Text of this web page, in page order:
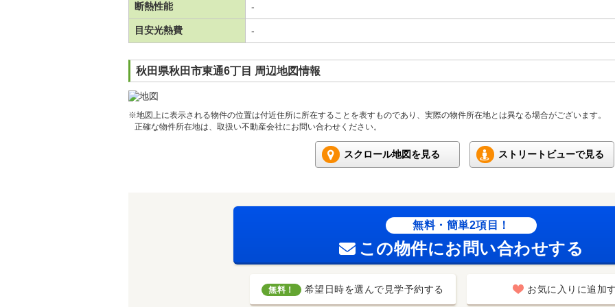
断熱性能 -
目安光熱費 -
秋田県秋田市東通6丁目 周辺地図情報
※地図上に表示される物件の位置は付近住所に所在することを表すものであり、実際の物件所在地とは異なる場合がございます。
正確な物件所在地は、取扱い不動産会社にお問い合わせください。
スクロール地図を見る ストリートビューで見る
無料・簡単2項目！
この物件にお問い合わせする
無料！ 希望日時を選んで見学予約する お気に入りに追加